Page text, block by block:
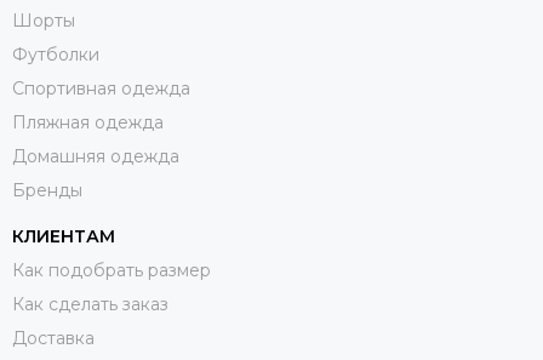
Шорты
Футболки
Спортивная одежда
Пляжная одежда
Домашняя одежда
Бренды
КЛИЕНТАМ
Как подобрать размер
Как сделать заказ
Доставка